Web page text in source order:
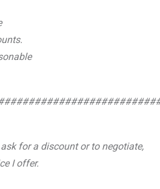
for a discount or to negotiate,
I offer.